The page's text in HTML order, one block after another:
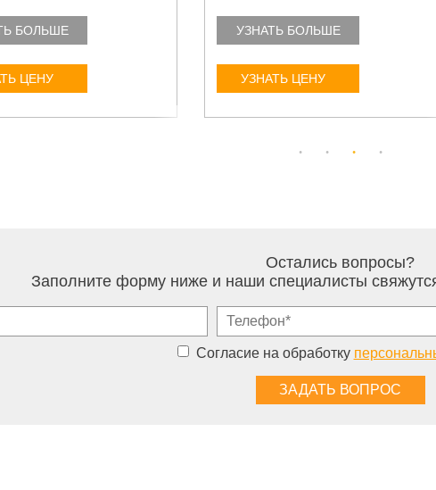
БОЛЬШЕ
ЦЕНУ
УЗНАТЬ БОЛЬШЕ
УЗНАТЬ ЦЕНУ
Остались вопросы?
Заполните форму ниже и наши специалисты
Согласие на обработку